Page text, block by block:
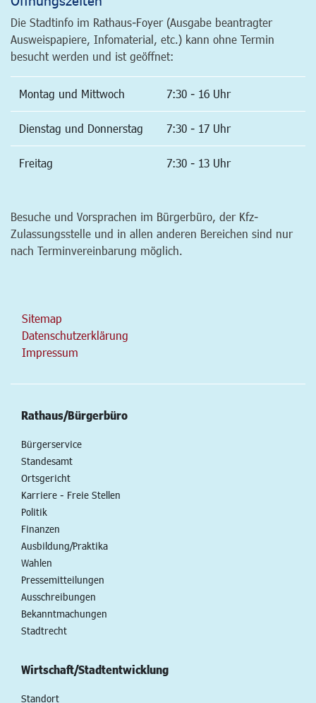
Die Stadtinfo im Rathaus-Foyer (Ausgabe beantragter
Ausweispapiere, Infomaterial, etc.) kann ohne Termin
besucht werden und ist geöffnet:
Montag und Mittwoch 7:30 - 16 Uhr
Dienstag und Donnerstag 7:30 - 17 Uhr
Freitag 7:30 - 13 Uhr
Besuche und Vorsprachen im Bürgerbüro, der Kfz-
Zulassungsstelle und in allen anderen Bereichen sind nur
nach Terminvereinbarung möglich.
Sitemap
Datenschutzerklärung
Impressum
Rathaus/Bürgerbüro
Bürgerservice
Standesamt
Ortsgericht
Karriere - Freie Stellen
Politik
Finanzen
Ausbildung/Praktika
Wahlen
Pressemitteilungen
Ausschreibungen
Bekanntmachungen
Stadtrecht
Wirtschaft/Stadtentwicklung
Standort